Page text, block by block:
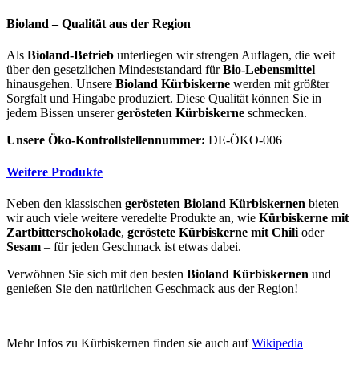
Bioland – Qualität aus der Region
Als Bioland-Betrieb unterliegen wir strengen Auflagen, die weit
über den gesetzlichen Mindeststandard fürBio-Lebensmittel
hinausgehen. Unsere Bioland Kürbiskerne werden mit größter
Sorgfalt und Hingabe produziert. Diese Qualität können Sie in
jedem Bissen unserergerösteten Kürbiskerne schmecken.
Unsere Öko-Kontrollstellennummer: DE-ÖKO-006
Weitere Produkte
Neben den klassischen gerösteten Bioland Kürbiskernen bieten
wir auch viele weitere veredelte Produkte an, wie Kürbiskerne mit
Zartbitterschokolade, geröstete Kürbiskerne mit Chili oder
Sesam – für jeden Geschmack ist etwas dabei.
Verwöhnen Sie sich mit den besten Bioland Kürbiskernen und
genießen Sie den natürlichen Geschmack aus der Region!
Mehr Infos zu Kürbiskernen finden sie auch aufWikipedia